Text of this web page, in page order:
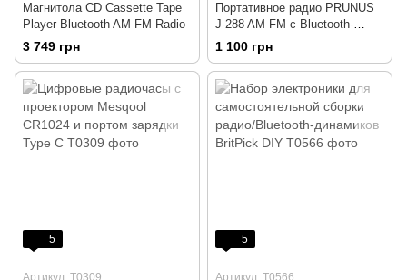
Магнитола CD Cassette Tape
Player Bluetooth AM FM Radio
3 749 грн
Портативное радио PRUNUS
J-288 AM FM с Bluetooth-
динамиком
1 100 грн
5 5